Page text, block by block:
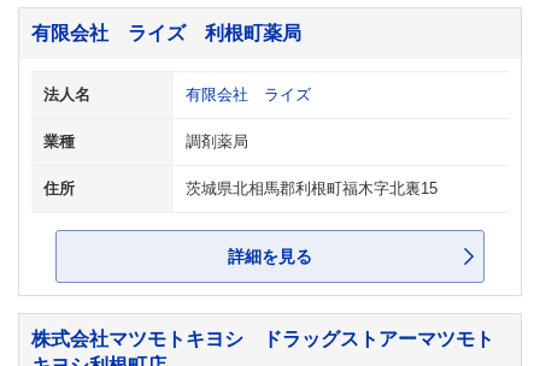
有限会社 ライズ 利根町薬局
法人名 有限会社 ライズ
業種 調剤薬局
住所 茨城県北相馬郡利根町福木字北裏15
詳細を見る
株式会社マツモトキヨシ ドラッグストアーマツモト